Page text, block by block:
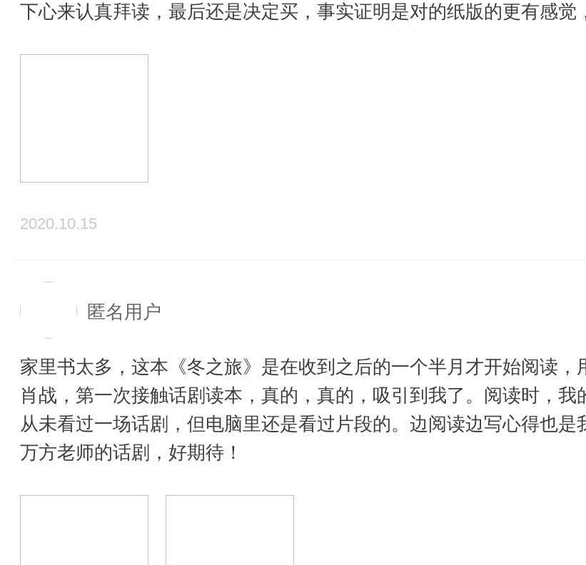
下心来认真拜读，最后还是决定买，事实证明是对的纸版的更有感觉
2020.10.15
匿名用户
家里书太多，这本《冬之旅》是在收到之后的一个半月才开始阅读
肖战，第一次接触话剧读本，真的，真的，吸引到我了。阅读时，
从未看过一场话剧，但电脑里还是看过片段的。边阅读边写心得也
万方老师的话剧，好期待！